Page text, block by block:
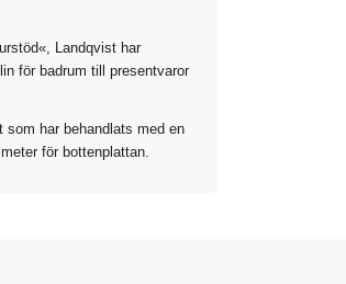
Landqvist har
för badrum till presentvaror
har behandlats med en
för bottenplattan.